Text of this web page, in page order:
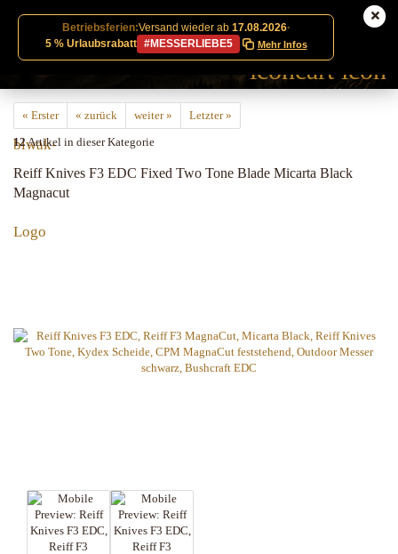
Betriebsferien:Versand wieder ab 17.08.2026·
5 % Urlaubsrabatt
#MESSERLIEBE5 Mehr Infos
« Erster « zurück weiter »
Letzter »
12Artikel in dieser Kategorie
Reiff Knives F3 EDC Fixed Two Tone Blade Micarta Black
Magnacut